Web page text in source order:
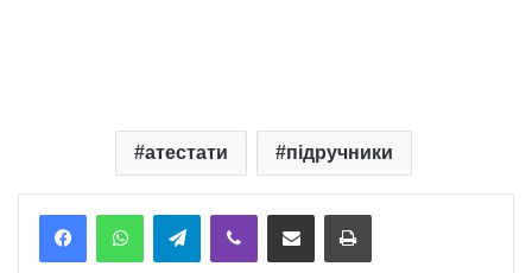
атестати підручники
TelegramViber Надіслати електронною поштоюНадрукувати